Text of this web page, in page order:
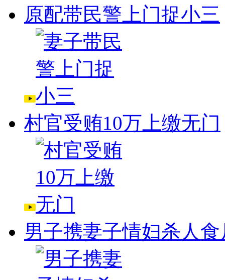
原配带民警上门捉小三
村官受贿10万上缴无门
男子携妻子情妇杀人食